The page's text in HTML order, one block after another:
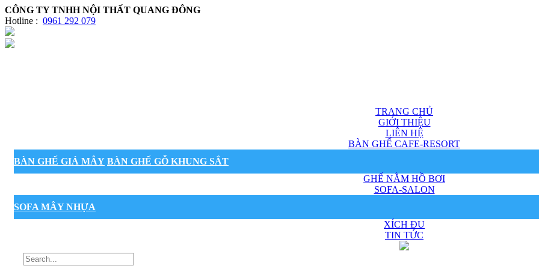
CÔNG TY TNHH NỘI THẤT QUANG ĐÔNG
Hotline : 0961 292 079
TRANG CHỦ
GIỚI THIỆU
LIÊN HỆ
BÀN GHẾ CAFE-RESORT
BÀN GHẾ GIẢ MÂY BÀN GHẾ GỖ KHUNG SẮT
GHẾ NẰM HỒ BƠI
SOFA-SALON
SOFA MÂY NHỰA
XÍCH ĐU
TIN TỨC